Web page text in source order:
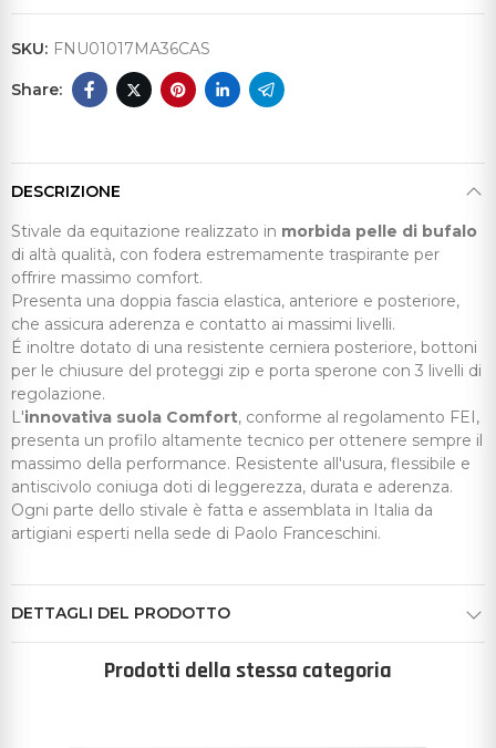
SKU: FNU01017MA36CAS
DESCRIZIONE
Stivale da equitazione realizzato in morbida pelle di bufalo
di altà qualità, con fodera estremamente traspirante per
offrire massimo comfort.
Presenta una doppia fascia elastica, anteriore e posteriore,
che assicura aderenza e contatto ai massimi livelli.
É inoltre dotato di una resistente cerniera posteriore, bottoni
per le chiusure del proteggi zip e porta sperone con 3 livelli di
regolazione.
L'innovativa suola Comfort, conforme al regolamento FEI,
presenta un profilo altamente tecnico per ottenere sempre il
massimo della performance. Resistente all'usura, flessibile e
antiscivolo coniuga doti di leggerezza, durata e aderenza.
Ogni parte dello stivale è fatta e assemblata in Italia da
artigiani esperti nella sede di Paolo Franceschini.
DETTAGLI DEL PRODOTTO
Prodotti della stessa categoria